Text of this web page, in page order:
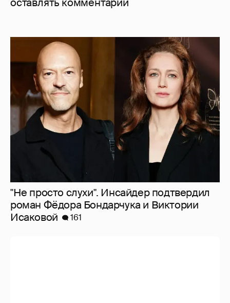
оставлять комментарии
"Не просто слухи". Инсайдер подтвердил
роман Фёдора Бондарчука и Виктории
Исаковой
161